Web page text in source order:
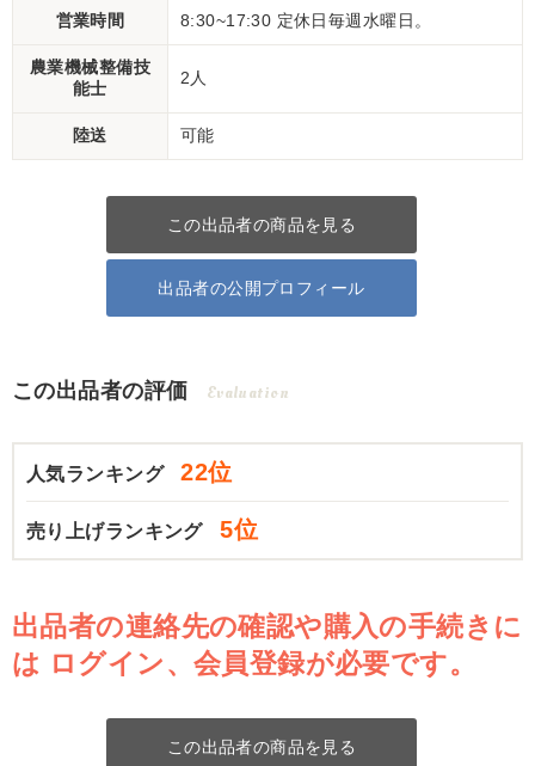
営業時間 8:30~17:30 定休日毎週水曜日。
農業機械整備技
能士
2人
陸送 可能
この出品者の商品を見る
出品者の公開プロフィール
この出品者の評価 Evaluation
人気ランキング 22位
売り上げランキング 5位
出品者の連絡先の確認や購入の手続きに
は ログイン、会員登録が必要です。
この出品者の商品を見る